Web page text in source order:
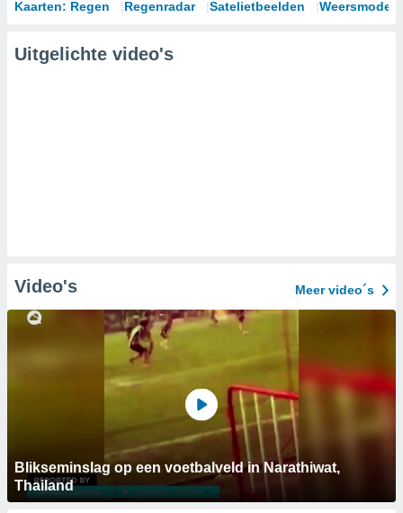
Kaarten: Regen Regenradar Satelietbeelden
Uitgelichte video's
Video's Meer video´s
Blikseminslag op een voetbalveld in Narathiwat,
Thailand